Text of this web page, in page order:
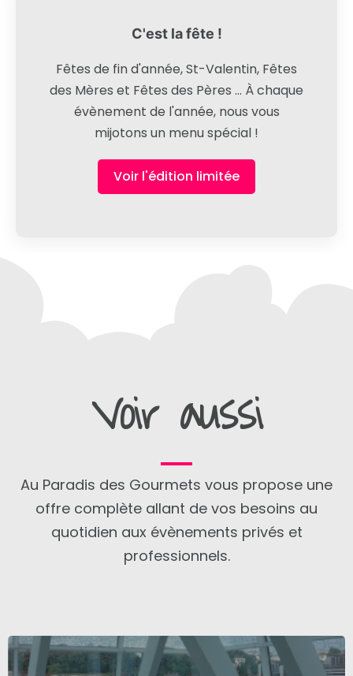
C'est la fête !
Fêtes de fin d'année, St-Valentin, Fêtes
des Mères et Fêtes des Pères ... À chaque
évènement de l'année, nous vous
mijotons un menu spécial !
Voir l'édition limitée
Voir aussi
Au Paradis des Gourmets vous propose une
offre complète allant de vos besoins au
quotidien aux évènements privés et
professionnels.